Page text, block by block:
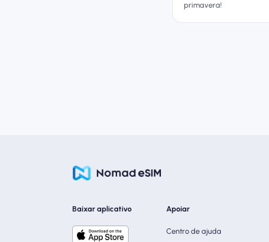
primavera!
Baixar aplicativo Apoiar
Centro de ajuda